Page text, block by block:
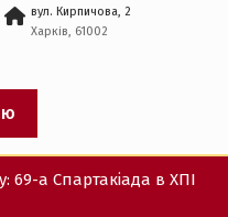
вул. Кирпичова, 2
Харків, 61002
69-а Спартакіада в ХПІ